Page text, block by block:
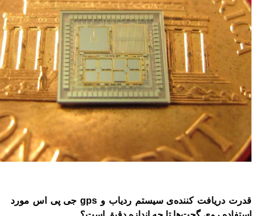
قدرت دریافت کننده‌ی سیستم ردیاب و gps جی پی اس مورد